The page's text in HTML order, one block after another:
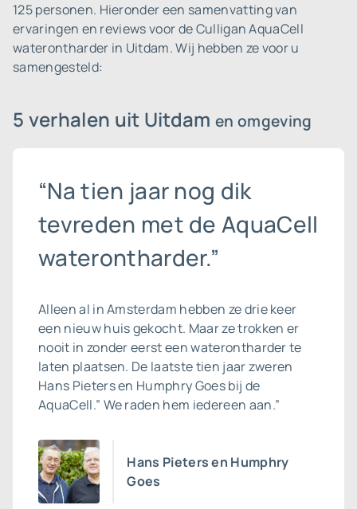
125 personen. Hieronder een samenvatting van
ervaringen en reviews voor de Culligan AquaCell
waterontharder in Uitdam. Wij hebben ze voor u
samengesteld:
5 verhalen uit Uitdamen omgeving
“Na tien jaar nog dik
tevreden met de AquaCell
waterontharder.”
Alleen al in Amsterdam hebben ze drie keer
een nieuw huis gekocht. Maar ze trokken er
nooit in zonder eerst een waterontharder te
laten plaatsen. De laatste tien jaar zweren
Hans Pieters en Humphry Goes bij de
AquaCell.” We raden hem iedereen aan.”
Hans Pieters en Humphry
Goes